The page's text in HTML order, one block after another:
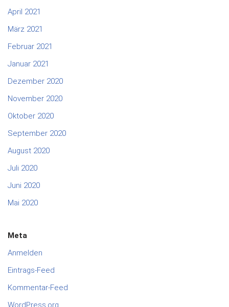
April 2021
März 2021
Februar 2021
Januar 2021
Dezember 2020
November 2020
Oktober 2020
September 2020
August 2020
Juli 2020
Juni 2020
Mai 2020
Meta
Anmelden
Eintrags-Feed
Kommentar-Feed
WordPress.org